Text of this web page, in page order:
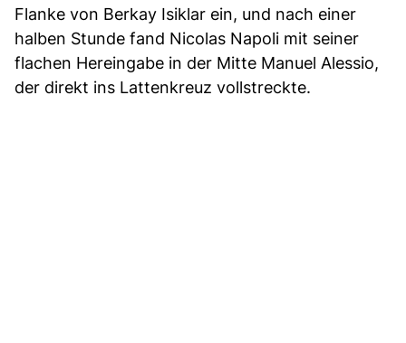
Flanke von Berkay Isiklar ein, und nach einer
halben Stunde fand Nicolas Napoli mit seiner
flachen Hereingabe in der Mitte Manuel Alessio,
der direkt ins Lattenkreuz vollstreckte.